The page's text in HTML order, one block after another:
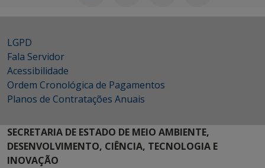
LGPD
Fala Servidor
Acessibilidade
Ordem Cronológica de Pagamentos
Planos de Contratações Anuais
SECRETARIA DE ESTADO DE MEIO AMBIENTE,
DESENVOLVIMENTO, CIÊNCIA, TECNOLOGIA E
INOVAÇÃO